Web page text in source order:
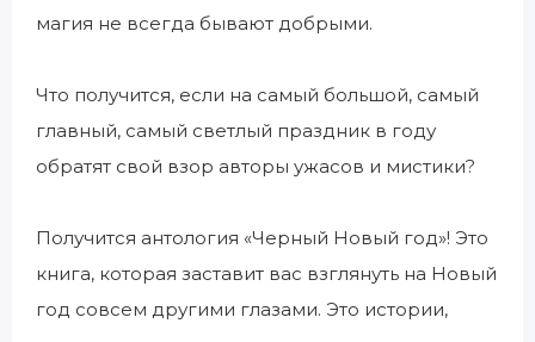
магия не всегда бывают добрыми.
Что получится, если на самый большой, самый
главный, самый светлый праздник в году
обратят свой взор авторы ужасов и мистики?
Получится антология «Черный Новый год»! Это
книга, которая заставит вас взглянуть на Новый
год совсем другими глазами. Это истории,